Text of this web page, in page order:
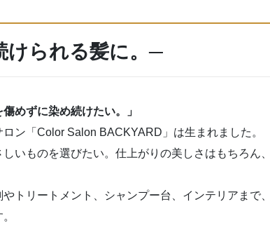
けられる髪に。─
めずに染め続けたい。」
ン「Color Salon BACKYARD」は生まれました。
いものを選びたい。仕上がりの美しさはもちろん、
トリートメント、シャンプー台、インテリアまで、